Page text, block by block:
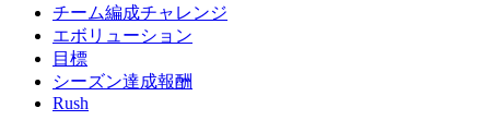
チーム編成チャレンジ
エボリューション
目標
シーズン達成報酬
Rush